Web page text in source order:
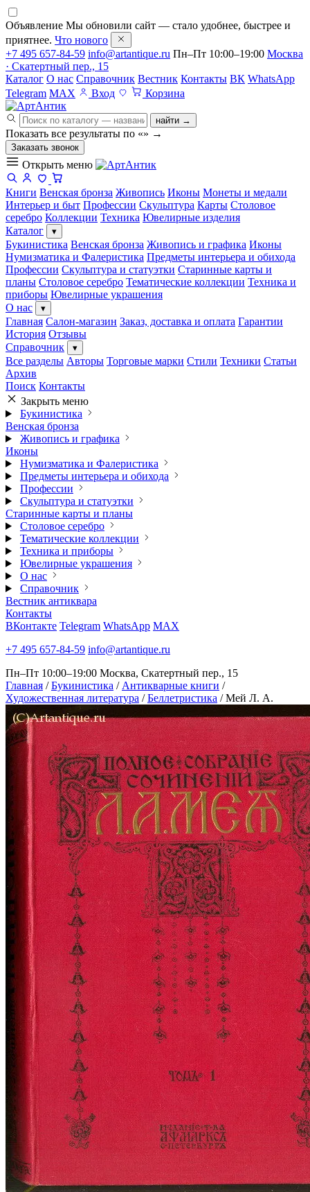
Объявление Мы обновили сайт — стало удобнее, быстрее и
приятнее. Что нового
+7 495 657-84-59 info@artantique.ru Пн–Пт 10:00–19:00 Москва
· Скатертный пер., 15
Каталог О нас Справочник Вестник Контакты ВК WhatsApp
Telegram MAX Вход Корзина
найти →
Показать все результаты по «» →
Заказать звонок
Открыть меню
Книги Венская бронза Живопись Иконы Монеты и медали
Интерьер и быт Профессии Скульптура Карты Столовое
серебро Коллекции Техника Ювелирные изделия
Каталог
▾
Букинистика Венская бронза Живопись и графика Иконы
Нумизматика и Фалеристика Предметы интерьера и обихода
Профессии Скульптура и статуэтки Старинные карты и
планы Столовое серебро Тематические коллекции Техника и
приборы Ювелирные украшения
О нас
▾
Главная Салон-магазин Заказ, доставка и оплата Гарантии
История Отзывы
Справочник
▾
Все разделы Авторы Торговые марки Стили Техники Статьи
Архив
Поиск Контакты
Закрыть меню
Букинистика
Венская бронза
Живопись и графика
Иконы
Нумизматика и Фалеристика
Предметы интерьера и обихода
Профессии
Скульптура и статуэтки
Старинные карты и планы
Столовое серебро
Тематические коллекции
Техника и приборы
Ювелирные украшения
О нас
Справочник
Вестник антиквара
Контакты
ВКонтакте Telegram WhatsApp MAX
+7 495 657-84-59 info@artantique.ru
Пн–Пт 10:00–19:00 Москва, Скатертный пер., 15
Главная / Букинистика / Антикварные книги /
Художественная литература / Беллетристика / Мей Л. А.